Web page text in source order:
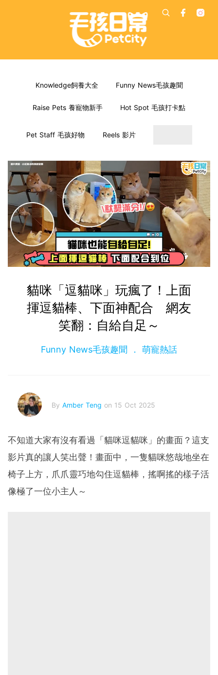
Knowledge飼養大全 Funny News毛孩趣聞
Raise Pets 養寵物新手 Hot Spot 毛孩打卡點
Pet Staff 毛孩好物 Reels 影片
貓咪「逗貓咪」玩瘋了！上面
揮逗貓棒、下面神配合 網友
笑翻：自給自足～
Funny News毛孩趣聞 萌寵熱話
By Amber Teng on 15 Oct 2025
不知道大家有沒有看過「貓咪逗貓咪」的畫面？這支
影片真的讓人笑出聲！畫面中，一隻貓咪悠哉地坐在
椅子上方，爪爪靈巧地勾住逗貓棒，搖啊搖的樣子活
像極了一位小主人～